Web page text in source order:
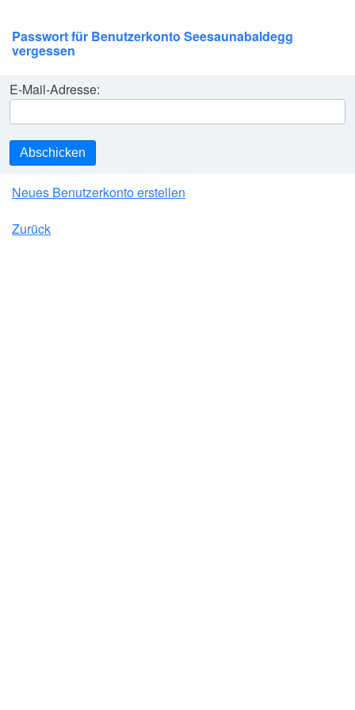
Passwort für Benutzerkonto Seesaunabaldegg
vergessen
E-Mail-Adresse:
Abschicken
Neues Benutzerkonto erstellen
Zurück